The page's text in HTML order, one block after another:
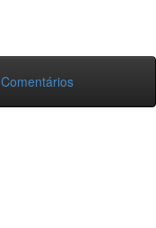
Comentários